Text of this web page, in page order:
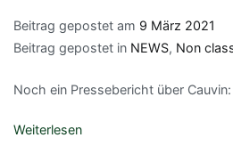
Beitrag gepostet am 9 März 2021
Beitrag gepostet in NEWS, Non
Noch ein Pressebericht über
Weiterlesen